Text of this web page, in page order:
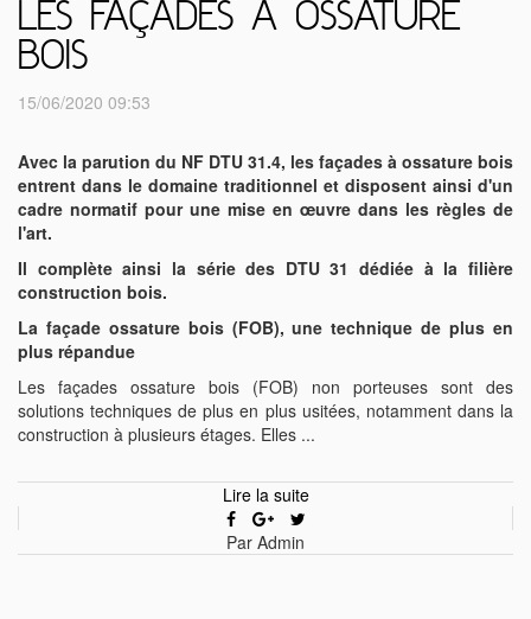
LES FAÇADES À OSSATURE
BOIS
15/06/2020 09:53
Avec la parution du NF DTU 31.4, les façades à ossature bois
entrent dans le domaine traditionnel et disposent ainsi d'un
cadre normatif pour une mise en œuvre dans les règles de
l'art.
Il complète ainsi la série des DTU 31 dédiée à la filière
construction bois.
La façade ossature bois (FOB), une technique de plus en
plus répandue
Les façades ossature bois (FOB) non porteuses sont des
solutions techniques de plus en plus usitées, notamment dans la
construction à plusieurs étages. Elles ...
Lire la suite
Par Admin